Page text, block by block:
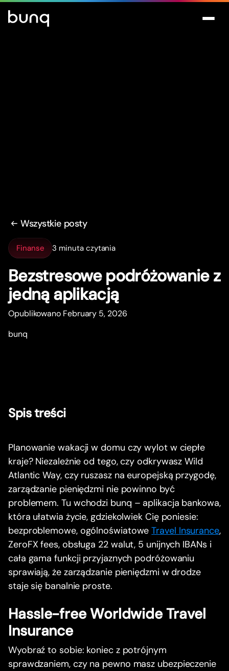
Wszystkie posty
Finanse 3 minuta czytania
Bezstresowe podróżowanie z
jedną aplikacją
Opublikowano February 5, 2026
bunq
Spis treści
Planowanie wakacji w domu czy wylot w ciepłe
kraje? Niezależnie od tego, czy odkrywasz Wild
Atlantic Way, czy ruszasz na europejską przygodę,
zarządzanie pieniędzmi nie powinno być
problemem. Tu wchodzi bunq – aplikacja bankowa,
która ułatwia życie, gdziekolwiek Cię poniesie:
bezproblemowe, ogólnoświatoweTravel Insurance,
ZeroFX fees, obsługa 22 walut, 5 unijnych IBANs i
cała gama funkcji przyjaznych podróżowaniu
sprawiają, że zarządzanie pieniędzmi w drodze
staje się banalnie proste.
Hassle-free Worldwide Travel
Insurance
Wyobraź to sobie: koniec z potrójnym
sprawdzaniem, czy na pewno masz ubezpieczenie